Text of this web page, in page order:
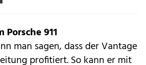
911
man sagen, dass der Vantage
profitiert. So kann er mit